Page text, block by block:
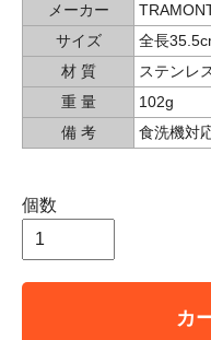
メーカー
サイズ
全長
材 質
ステンレ
重 量
102g
備 考
食洗機対
個数
カ